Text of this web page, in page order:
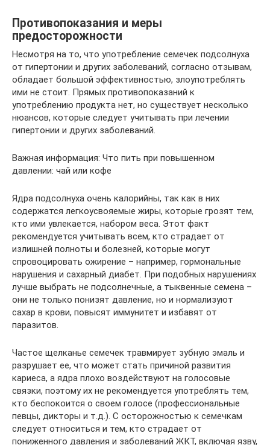
Противопоказания и меры
предосторожности
Несмотря на то, что употребление семечек подсолнуха
от гипертонии и других заболеваний, согласно отзывам,
обладает большой эффективностью, злоупотреблять
ими не стоит. Прямых противопоказаний к
употреблению продукта нет, но существует несколько
нюансов, которые следует учитывать при лечении
гипертонии и других заболеваний.
Важная информация: Что пить при повышенном
давлении: чай или кофе
Ядра подсолнуха очень калорийны, так как в них
содержатся легкоусвояемые жиры, которые грозят тем,
кто ими увлекается, набором веса. Этот факт
рекомендуется учитывать всем, кто страдает от
излишней полноты и болезней, которые могут
спровоцировать ожирение – например, гормональные
нарушения и сахарный диабет. При подобных нарушениях
лучше выбрать не подсолнечные, а тыквенные семена –
они не только понизят давление, но и нормализуют
сахар в крови, повысят иммунитет и избавят от
паразитов.
Частое щелканье семечек травмирует зубную эмаль и
разрушает ее, что может стать причиной развития
кариеса, а ядра плохо воздействуют на голосовые
связки, поэтому их не рекомендуется употреблять тем,
кто беспокоится о своем голосе (профессиональные
певцы, дикторы и т.д.). С осторожностью к семечкам
следует относиться и тем, кто страдает от
пониженного давления и заболеваний ЖКТ, включая язву,